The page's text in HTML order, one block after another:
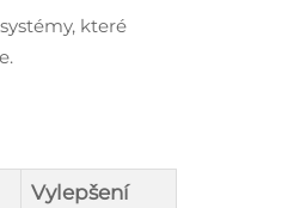
které
Vylepšení